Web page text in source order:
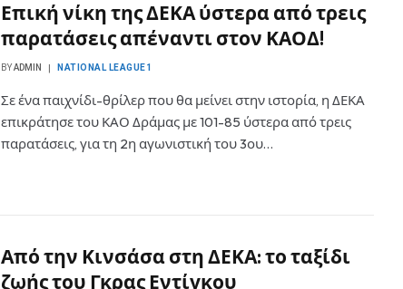
Επική νίκη της ΔΕΚΑ ύστερα από τρεις
παρατάσεις απέναντι στον ΚΑΟΔ!
BY ADMIN NATIONAL LEAGUE1
Σε ένα παιχνίδι-θρίλερ που θα μείνει στην ιστορία, η ΔΕΚΑ
επικράτησε του ΚΑΟ Δράμας με 101-85 ύστερα από τρεις
παρατάσεις, για τη 2η αγωνιστική του 3ου…
Από την Κινσάσα στη ΔΕΚΑ: το ταξίδι
ζωής του Γκρας Εντίγκου